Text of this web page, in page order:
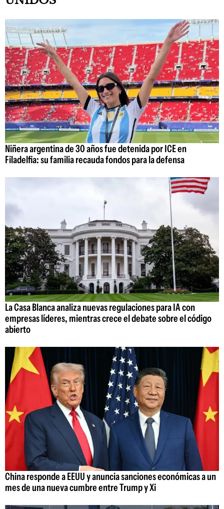
Niñera argentina de 30 años fue detenida por ICE en
Filadelfia: su familia recauda fondos para la defensa
La Casa Blanca analiza nuevas regulaciones para IA con
empresas líderes, mientras crece el debate sobre el código
abierto
China responde a EEUU y anuncia sanciones económicas a un
mes de una nueva cumbre entre Trump y Xi